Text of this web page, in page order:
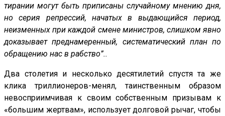
тирании могут быть приписаны случайному мнению дня,
но серия репрессий, начатых в выдающийся период,
неизменных при каждой смене министров, слишком явно
доказывает преднамеренный, систематический план по
обращению нас в рабство”..
Два столетия и несколько десятилетий спустя та же
клика триллионеров-менял, таинственным образом
невосприимчивая к своим собственным призывам к
«большим жертвам», использует долговой рычаг, чтобы